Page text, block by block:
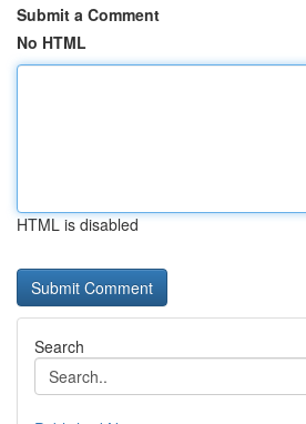
Submit a Comment
No HTML
HTML is disabled
Search